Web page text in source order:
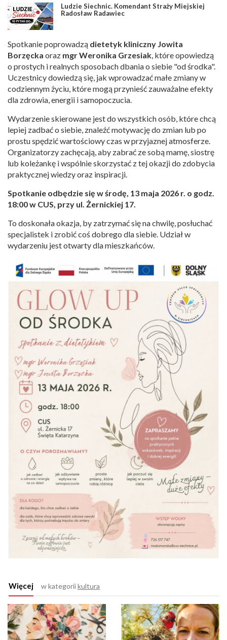
Ludzie Siechnic. Komendant Straży Miejskiej
Radosław Radawiec
Spotkanie poprowadzą dietetyk kliniczny Jowita
Borzęcka oraz mgr Weronika Grzesiak, które opowiedzą
o prostych i realnych sposobach dbania o siebie "od środka".
Uczestnicy dowiedzą się, jak wprowadzać małe zmiany w
codziennym życiu, które mogą przynieść zauważalne efekty
dla zdrowia, energii i samopoczucia.
Wydarzenie skierowane jest do wszystkich osób, które chcą
lepiej zadbać o siebie, znaleźć motywację do zmian lub po
prostu spędzić wartościowy czas w przyjaznej atmosferze.
Organizatorzy zachęcają, aby zabrać ze sobą mamę, siostrę
lub koleżankę i wspólnie skorzystać z tej okazji do zdobycia
praktycznej wiedzy oraz inspiracji.
Spotkanie odbędzie się w środę, 13 maja 2026 r. o godz.
18:00 w CUS, przy ul. Żernickiej 17.
To doskonała okazja, by zatrzymać się na chwilę, posłuchać
specjalistek i zrobić coś dobrego dla siebie. Udział w
wydarzeniu jest otwarty dla mieszkańców.
Więcej w kategoriikultura